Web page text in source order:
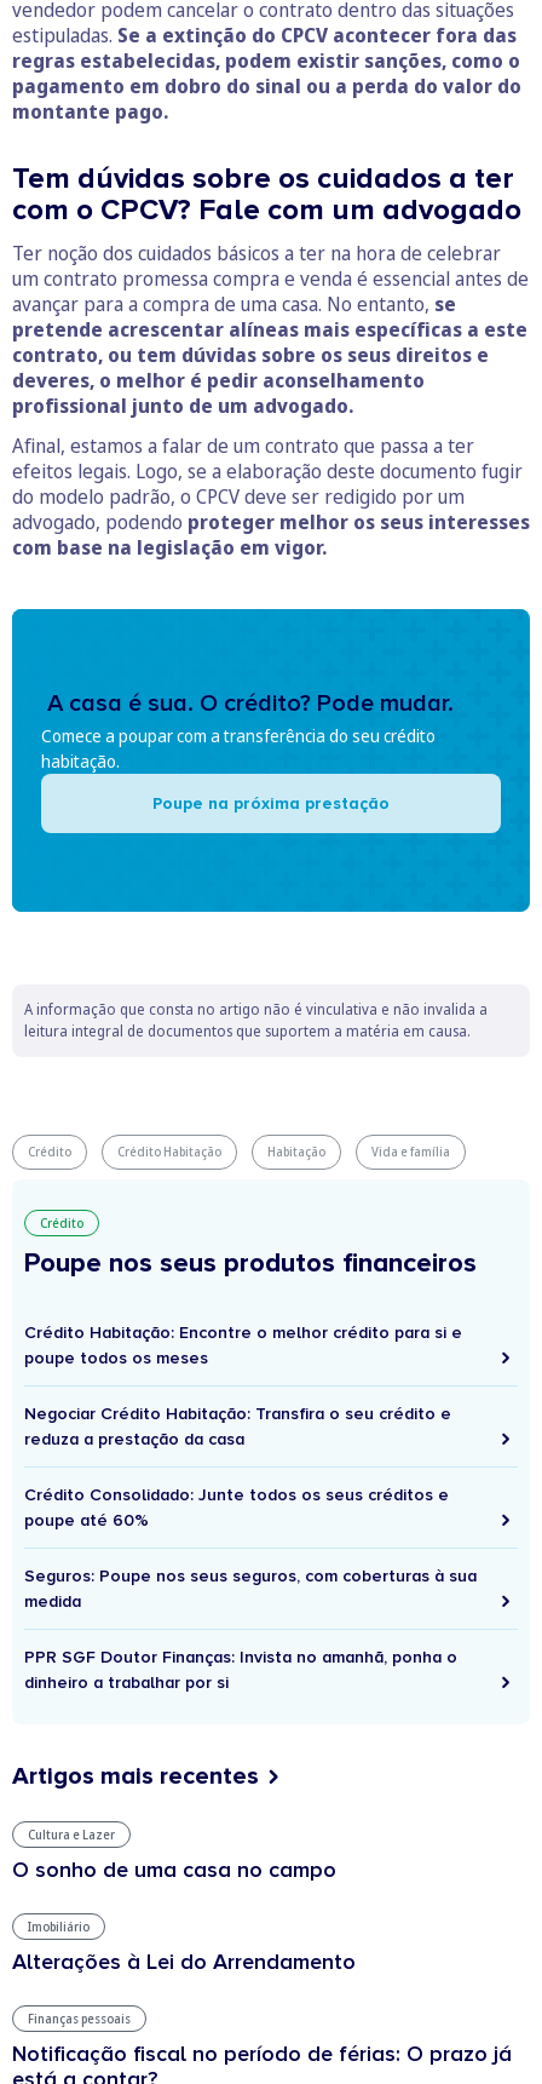
vendedor podem cancelar o contrato dentro das situações
estipuladas. Se a extinção do CPCV acontecer fora das
regras estabelecidas, podem existir sanções, como o
pagamento em dobro do sinal ou a perda do valor do
montante pago.
Tem dúvidas sobre os cuidados a ter
com o CPCV? Fale com um advogado
Ter noção dos cuidados básicos a ter na hora de celebrar
um contrato promessa compra e venda é essencial antes de
avançar para a compra de uma casa. No entanto, se
pretende acrescentar alíneas mais específicas a este
contrato, ou tem dúvidas sobre os seus direitos e
deveres, o melhor é pedir aconselhamento
profissional junto de um advogado.
Afinal, estamos a falar de um contrato que passa a ter
efeitos legais. Logo, se a elaboração deste documento fugir
do modelo padrão, o CPCV deve ser redigido por um
advogado, podendo proteger melhor os seus interesses
com base na legislação em vigor.
A casa é sua. O crédito? Pode mudar.
Comece a poupar com a transferência do seu crédito
habitação.
Poupe na próxima prestação
A informação que consta no artigo não é vinculativa e não invalida a
leitura integral de documentos que suportem a matéria em causa.
Crédito Crédito Habitação Habitação Vida e família
Crédito
Poupe nos seus produtos financeiros
Crédito Habitação: Encontre o melhor crédito para si e
poupe todos os meses
Negociar Crédito Habitação: Transfira o seu crédito e
reduza a prestação da casa
Crédito Consolidado: Junte todos os seus créditos e
poupe até 60%
Seguros: Poupe nos seus seguros, com coberturas à sua
medida
PPR SGF Doutor Finanças: Invista no amanhã, ponha o
dinheiro a trabalhar por si
Artigos mais recentes
Cultura e Lazer
O sonho de uma casa no campo
Imobiliário
Alterações à Lei do Arrendamento
Finanças pessoais
Notificação fiscal no período de férias: O prazo já